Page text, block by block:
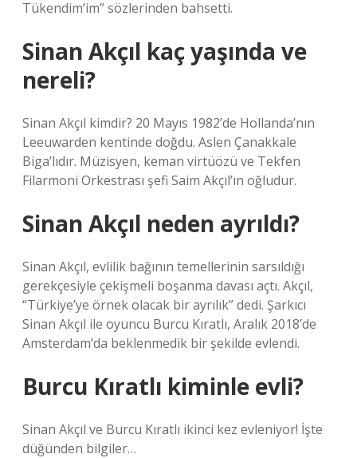
Tükendim’im” sözlerinden bahsetti.
Sinan Akçıl kaç yaşında ve
nereli?
Sinan Akçıl kimdir? 20 Mayıs 1982’de Hollanda’nın
Leeuwarden kentinde doğdu. Aslen Çanakkale
Biga’lıdır. Müzisyen, keman virtüözü ve Tekfen
Filarmoni Orkestrası şefi Saim Akçıl’ın oğludur.
Sinan Akçıl neden ayrıldı?
Sinan Akçıl, evlilik bağının temellerinin sarsıldığı
gerekçesiyle çekişmeli boşanma davası açtı. Akçıl,
“Türkiye’ye örnek olacak bir ayrılık” dedi. Şarkıcı
Sinan Akçıl ile oyuncu Burcu Kıratlı, Aralık 2018’de
Amsterdam’da beklenmedik bir şekilde evlendi.
Burcu Kıratlı kiminle evli?
Sinan Akçıl ve Burcu Kıratlı ikinci kez evleniyor! İşte
düğünden bilgiler…